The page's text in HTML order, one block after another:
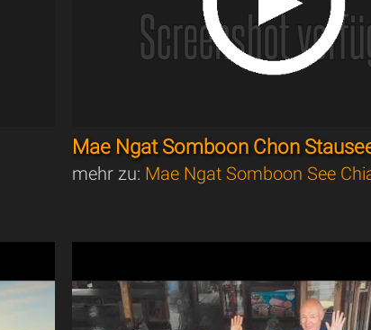
Mae Ngat Somboon Chon
mehr zu: Mae Ngat Somboon See